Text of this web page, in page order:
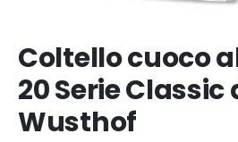
images
gallery
Coltello cuoco
20 Serie Classic
Wusthof